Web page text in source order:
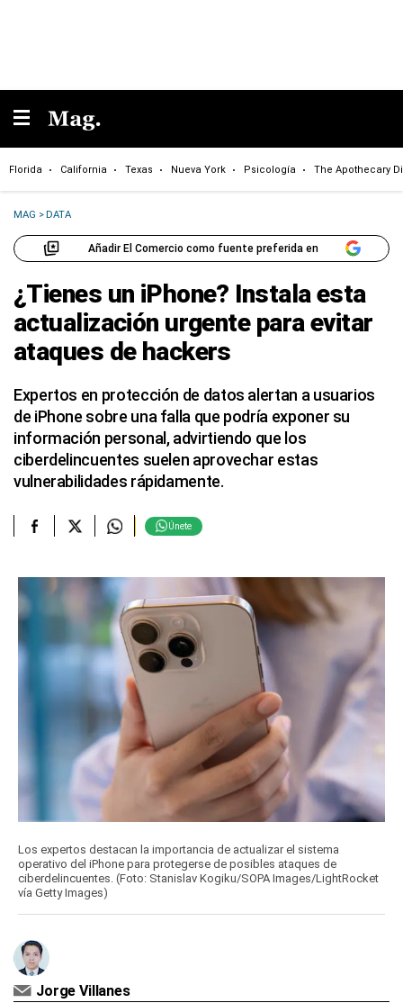
Florida California Texas Nueva York Psicología The Apothecary
MAG >DATA
Añadir El Comercio como fuente preferida en
¿Tienes un iPhone? Instala esta
actualización urgente para evitar
ataques de hackers
Expertos en protección de datos alertan a usuarios
de iPhone sobre una falla que podría exponer su
información personal, advirtiendo que los
ciberdelincuentes suelen aprovechar estas
vulnerabilidades rápidamente.
Únete
Los expertos destacan la importancia de actualizar el sistema
operativo del iPhone para protegerse de posibles ataques de
ciberdelincuentes. (Foto: Stanislav Kogiku/SOPA Images/LightRocket
vía Getty Images)
Jorge Villanes